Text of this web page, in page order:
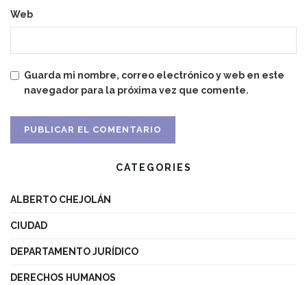
Web
Guarda mi nombre, correo electrónico y web en este
navegador para la próxima vez que comente.
CATEGORIES
ALBERTO CHEJOLÁN
CIUDAD
DEPARTAMENTO JURÍDICO
DERECHOS HUMANOS